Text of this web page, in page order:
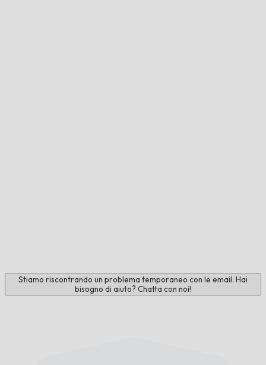
Stiamo riscontrando un problema temporaneo con le email. Hai
bisogno di aiuto? Chatta con noi!